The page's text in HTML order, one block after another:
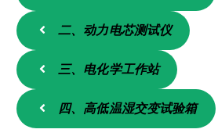
二、动力电芯测试仪
三、电化学工作站
四、高低温湿交变试验箱